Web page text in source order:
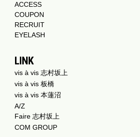
ACCESS
COUPON
RECRUIT
EYELASH
LINK
vis à vis 志村坂上
vis à vis 板橋
vis à vis 本蓮沼
A/Z
Faire 志村坂上
COM GROUP